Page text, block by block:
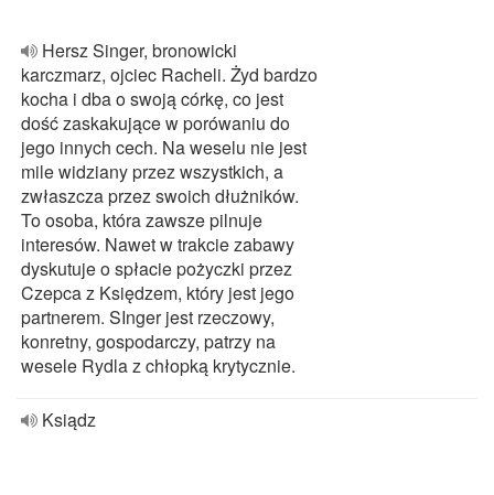
Hersz Singer, bronowicki
karczmarz, ojciec Racheli. Żyd bardzo
kocha i dba o swoją córkę, co jest
dość zaskakujące w porówaniu do
jego innych cech. Na weselu nie jest
mile widziany przez wszystkich, a
zwłaszcza przez swoich dłużników.
To osoba, która zawsze pilnuje
interesów. Nawet w trakcie zabawy
dyskutuje o spłacie pożyczki przez
Czepca z Księdzem, który jest jego
partnerem. SInger jest rzeczowy,
konretny, gospodarczy, patrzy na
wesele Rydla z chłopką krytycznie.
Ksiądz